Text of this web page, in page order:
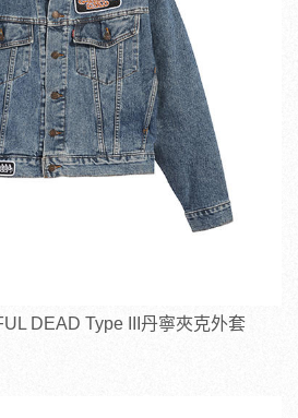
DEAD Type III丹寧夾克外套